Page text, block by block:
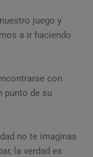
juego y
a ir haciendo
con
punto de su
no te imaginas
la verdad es